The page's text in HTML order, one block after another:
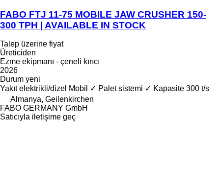
FABO FTJ 11-75 MOBILE JAW CRUSHER 150-
300 TPH | AVAILABLE IN STOCK
Talep üzerine fiyat
Üreticiden
Ezme ekipmanı - çeneli kırıcı
2026
Durum yeni
Yakıt elektrikli/dizel Mobil ✓ Palet sistemi ✓ Kapasite 300 t/s
Almanya, Geilenkirchen
FABO GERMANY GmbH
Satıcıyla iletişime geç